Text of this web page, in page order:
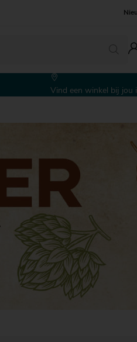
Vind een winkel bij jou